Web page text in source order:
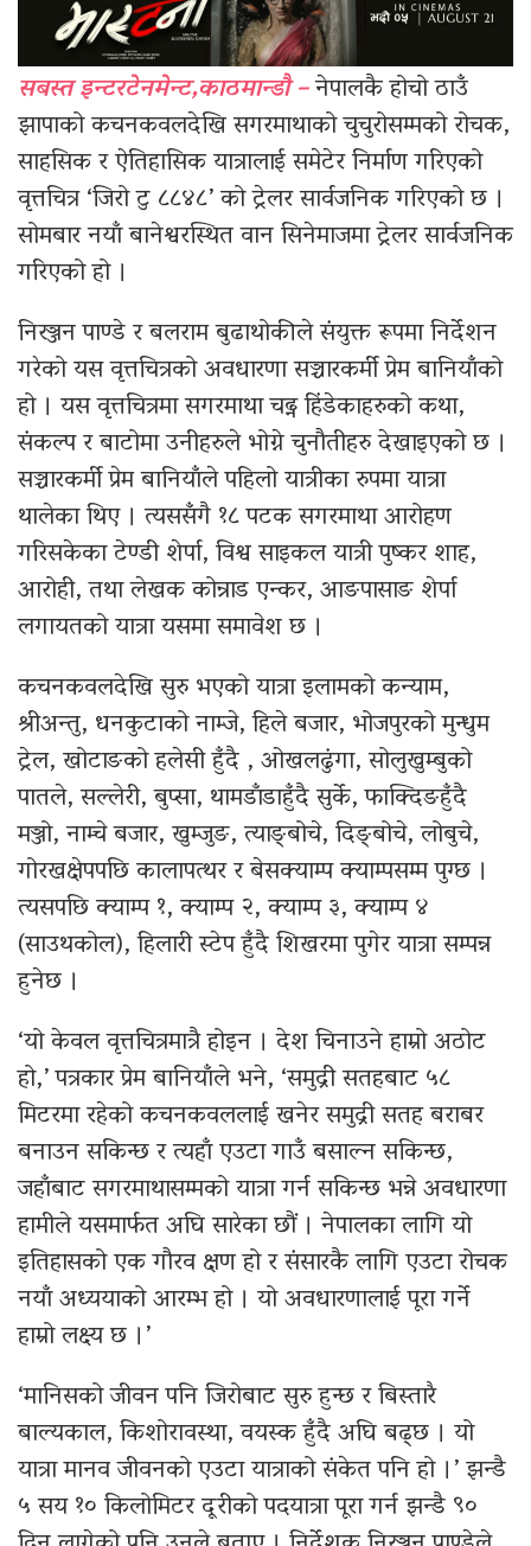
सबस्त इन्टरटेनमेन्ट,काठमान्डौ –नेपालकै होचो ठाउँ
झापाको कचनकवलदेखि सगरमाथाको चुचुरोसम्मको रोचक,
साहसिक र ऐतिहासिक यात्रालाई समेटेर निर्माण गरिएको
वृत्तचित्र ‘जिरो टु ८८४८’ को ट्रेलर सार्वजनिक गरिएको छ ।
सोमबार नयाँ बानेश्वरस्थित वान सिनेमाजमा ट्रेलर सार्वजनिक
गरिएको हो ।
निरञ्जन पाण्डे र बलराम बुढाथोकीले संयुक्त रूपमा निर्देशन
गरेको यस वृत्तचित्रको अवधारणा सञ्चारकर्मी प्रेम बानियाँको
हो । यस वृत्तचित्रमा सगरमाथा चढ्न हिंडेकाहरुको कथा,
संकल्प र बाटोमा उनीहरुले भोग्ने चुनौतीहरु देखाइएको छ ।
सञ्चारकर्मी प्रेम बानियाँले पहिलो यात्रीका रुपमा यात्रा
थालेका थिए । त्यससँगै १८ पटक सगरमाथा आरोहण
गरिसकेका टेण्डी शेर्पा, विश्व साइकल यात्री पुष्कर शाह,
आरोही, तथा लेखक कोन्राड एन्कर, आङपासाङ शेर्पा
लगायतको यात्रा यसमा समावेश छ ।
कचनकवलदेखि सुरु भएको यात्रा इलामको कन्याम,
श्रीअन्तु, धनकुटाको नाम्जे, हिले बजार, भोजपुरको मुन्धुम
ट्रेल, खोटाङको हलेसी हुँदै , ओखलढुंगा, सोलुखुम्बुको
पातले, सल्लेरी, बुप्सा, थामडाँडाहुँदै सुर्के, फाक्दिङहुँदै
मञ्जो, नाम्चे बजार, खुम्जुङ, त्याङ्बोचे, दिङ्बोचे, लोबुचे,
गोरखक्षेपपछि कालापत्थर र बेसक्याम्प क्याम्पसम्म पुग्छ ।
त्यसपछि क्याम्प १, क्याम्प २, क्याम्प ३, क्याम्प ४
(साउथकोल), हिलारी स्टेप हुँदै शिखरमा पुगेर यात्रा सम्पन्न
हुनेछ ।
‘यो केवल वृत्तचित्रमात्रै होइन । देश चिनाउने हाम्रो अठोट
हो,’ पत्रकार प्रेम बानियाँले भने, ‘समुद्री सतहबाट ५८
मिटरमा रहेको कचनकवललाई खनेर समुद्री सतह बराबर
बनाउन सकिन्छ र त्यहाँ एउटा गाउँ बसाल्न सकिन्छ,
जहाँबाट सगरमाथासम्मको यात्रा गर्न सकिन्छ भन्ने अवधारणा
हामीले यसमार्फत अघि सारेका छौं । नेपालका लागि यो
इतिहासको एक गौरव क्षण हो र संसारकै लागि एउटा रोचक
नयाँ अध्ययाको आरम्भ हो । यो अवधारणालाई पूरा गर्ने
हाम्रो लक्ष्य छ ।’
‘मानिसको जीवन पनि जिरोबाट सुरु हुन्छ र बिस्तारै
बाल्यकाल, किशोरावस्था, वयस्क हुँदै अघि बढ्छ । यो
यात्रा मानव जीवनको एउटा यात्राको संकेत पनि हो ।’ झन्डै
५ सय १० किलोमिटर दूरीको पदयात्रा पूरा गर्न झन्डै ९०